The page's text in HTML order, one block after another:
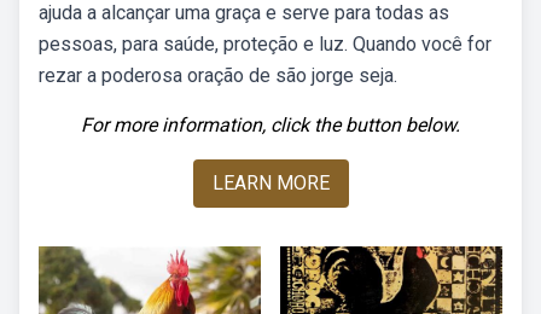
ajuda a alcançar uma graça e serve para todas as
pessoas, para saúde, proteção e luz. Quando você for
rezar a poderosa oração de são jorge seja.
For more information, click the button below.
LEARN MORE